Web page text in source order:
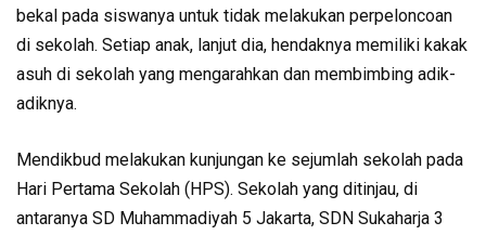
bekal pada siswanya untuk ti­dak melakukan perpeloncoan
di sekolah. Setiap anak, lanjut dia, hendaknya memiliki kakak
asuh di sekolah yang meng­arahkan dan membimbing adik-
adiknya.
Mendikbud melakukan kunjungan ke sejumlah se­kolah pada
Hari Pertama Se­kolah (HPS). Sekolah yang ditinjau, di
antaranya SD Mu­hammadiyah 5 Jakarta, SDN Sukaharja 3